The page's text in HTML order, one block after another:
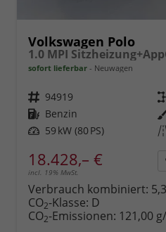
Volkswagen Polo
sofort lieferbar Neuwagen
Fahrzeugnr. 94919
Kraftstoff Benzin
Leistung 59 kW (80 PS)
18.428,– €
incl. 19% MwSt.
Verbrauch kombiniert:
CO2-Klasse: D
CO2-Emissionen: 121,00